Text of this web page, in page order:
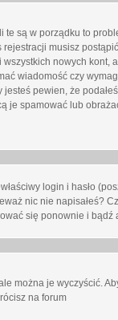
są w porządku to
musisz
nowych kont,
wiadomość czy
pewien, że
spamować lub
login i hasło
nic nie napisałeś?
się ponownie i bądź
można je wyczyścić.
na forum